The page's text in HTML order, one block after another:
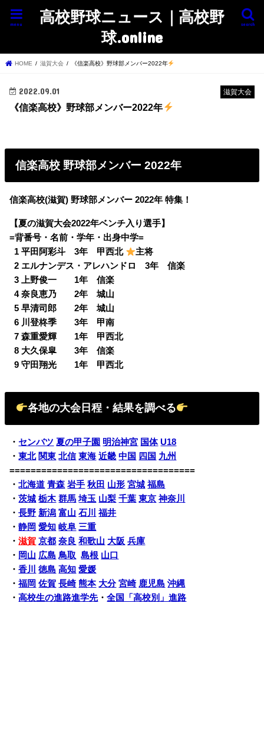
高校野球ニュース｜高校野
球.online
search
menu
HOME 滋賀大会 《信楽高校》野球部メンバー2022年
滋賀大会
2022.09.01
《信楽高校》野球部メンバー2022年
信楽高校 野球部メンバー 2022年
信楽高校(滋賀) 野球部メンバー 2022年 特集！
【夏の滋賀大会2022年ベンチ入り選手】
=背番号・名前・学年・出身中学=
1 平田阿彩斗 3年 甲西北
主将
02 エルナンデス・アレハンドロ 3年 信楽
03 上野俊一 1年 信楽
04 奈良恵乃 2年 城山
05 早清司郎 2年 城山
06 川登柊季 3年 甲南
07 森重愛輝 1年 甲西北
08 大久保皐 3年 信楽
09 守田翔光 1年 甲西北
各地の大会日程・結果を調べる
・ センバツ 夏の甲子園 明治神宮 国体 U18
・東北 関東 北信 東海 近畿 中国 四国 九州
===================================
・北海道 青森 岩手 秋田 山形 宮城 福島
・茨城 栃木 群馬 埼玉 山梨 千葉 東京 神奈川
・長野 新潟 富山 石川
福井
・静岡 愛知 岐阜 三重
・滋賀 京都 奈良 和歌山 大阪 兵庫
・ 岡山 広島 鳥取 島根 山口
・香川 徳島 高知 愛媛
・福岡 佐賀 長崎 熊本 大分 宮崎 鹿児島 沖縄
・高校生の進路進学先・全国「高校別」進路